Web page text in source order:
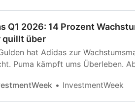
Q1 2026: 14 Prozent
quillt über
hat Adidas zur
Puma kämpft ums Überleben.
gefährden könnte.InvestmentWeek